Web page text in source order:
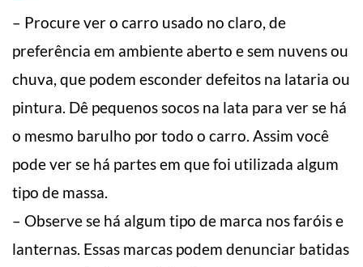
– Procure ver o carro usado no claro, de
preferência em ambiente aberto e sem nuvens ou
chuva, que podem esconder defeitos na lataria ou
pintura. Dê pequenos socos na lata para ver se há
o mesmo barulho por todo o carro. Assim você
pode ver se há partes em que foi utilizada algum
tipo de massa.
– Observe se há algum tipo de marca nos faróis e
lanternas. Essas marcas podem denunciar batidas